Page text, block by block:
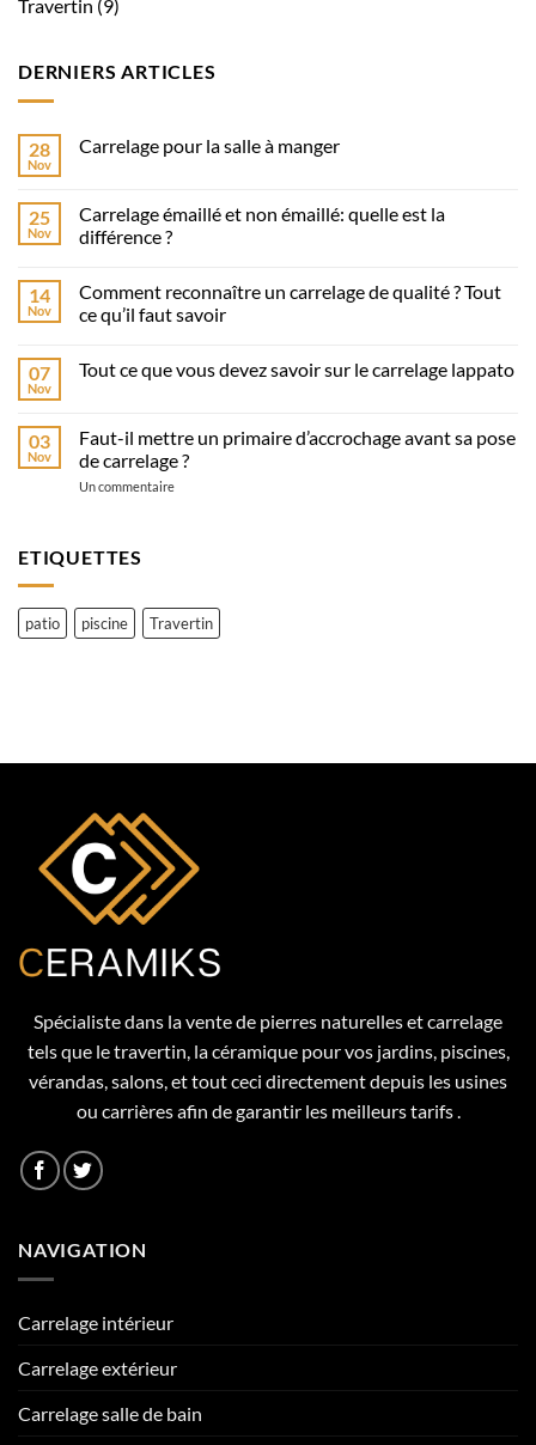
Travertin (9)
DERNIERS ARTICLES
28
Nov
Carrelage pour la salle à manger
Carrelage
pour
la
manger
25
Nov
Carrelage émaillé et non émaillé: quelle est la
différence ?
sur
Carrelage
émaillé
émaillé:
différence
?
14
Nov
Comment reconnaître un carrelage de qualité ? Tout
ce qu’il faut savoir
sur
carrelage
de
qualité
Tout
savoir
07
Nov
Tout ce que vous devez savoir sur le carrelage lappato
Tout
ce
que
vous
le
carrelage
03
Nov
Faut-il mettre un primaire d’accrochage avant sa pose
de carrelage ?
Un commentairesur
sa
pose
de
ETIQUETTES
patio piscine Travertin
Spécialiste dans la vente de pierres naturelles et carrelage
tels que le travertin, la céramique pour vos jardins, piscines,
vérandas, salons, et tout ceci directement depuis les usines
ou carrières afin de garantir les meilleurs tarifs .
NAVIGATION
Carrelage intérieur
Carrelage extérieur
Carrelage salle de bain